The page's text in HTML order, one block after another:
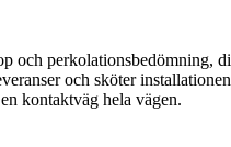
perkolationsbedömning,
och sköter
kontaktväg hela vägen.